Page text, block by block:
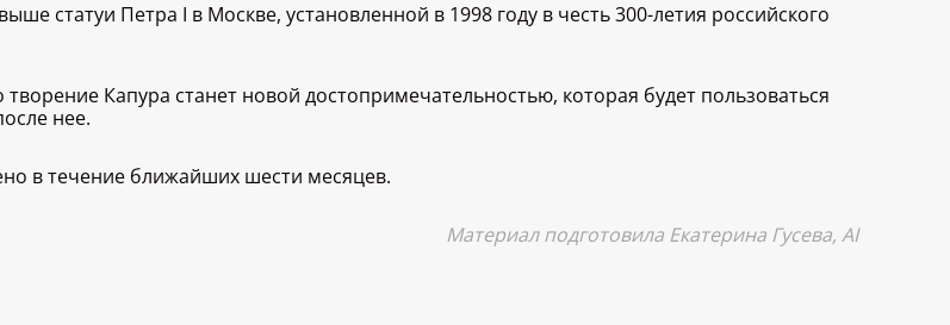
статуи Петра I в Москве, установленной в 1998 году в честь 300-летия российского
Капура станет новой достопримечательностью, которая будет пользоваться
нее.
в течение ближайших шести месяцев.
Материал подготовила Екатерина Гусева, AI